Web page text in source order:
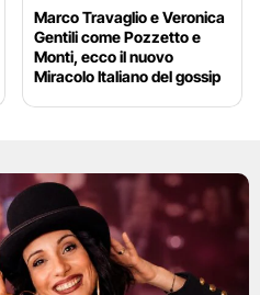
Marco Travaglio e Veronica
Gentili come Pozzetto e
Monti, ecco il nuovo
Miracolo Italiano del gossip